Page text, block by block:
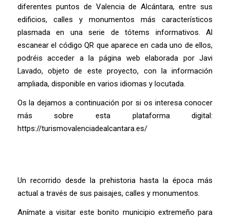
diferentes puntos de Valencia de Alcántara, entre sus
edificios, calles y monumentos más característicos
plasmada en una serie de tótems informativos. Al
escanear el código QR que aparece en cada uno de ellos,
podréis acceder a la página web elaborada por Javi
Lavado, objeto de este proyecto, con la información
ampliada, disponible en varios idiomas y locutada.
Os la dejamos a continuación por si os interesa conocer
más sobre esta plataforma digital:
https://turismovalenciadealcantara.es/
Un recorrido desde la prehistoria hasta la época más
actual a través de sus paisajes, calles y monumentos.
Anímate a visitar este bonito municipio extremeño para